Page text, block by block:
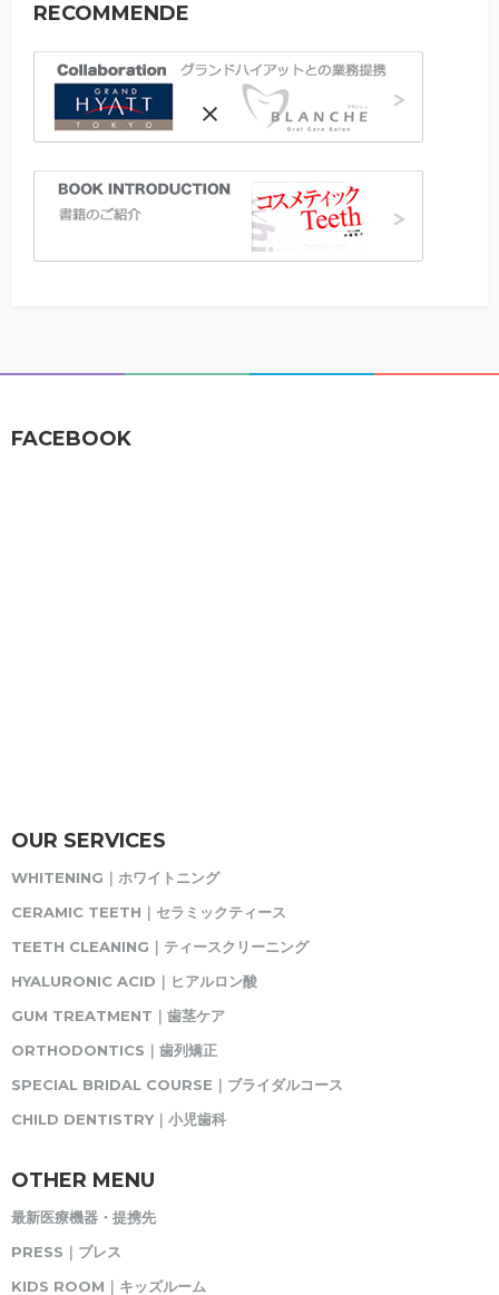
RECOMMENDE
FACEBOOK
OUR SERVICES
WHITENING｜ホワイトニング
CERAMIC TEETH｜セラミックティース
TEETH CLEANING｜ティースクリーニング
HYALURONIC ACID｜ヒアルロン酸
GUM TREATMENT｜歯茎ケア
ORTHODONTICS｜歯列矯正
SPECIAL BRIDAL COURSE｜ブライダルコース
CHILD DENTISTRY｜小児歯科
OTHER MENU
最新医療機器・提携先
PRESS｜プレス
KIDS ROOM｜キッズルーム